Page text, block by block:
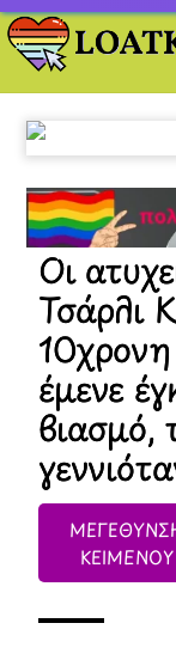
Skip
to
content
Οι
Τσάρλι
έμενε
βιασμό,
ΚΕΙΜΕΝΟΥ